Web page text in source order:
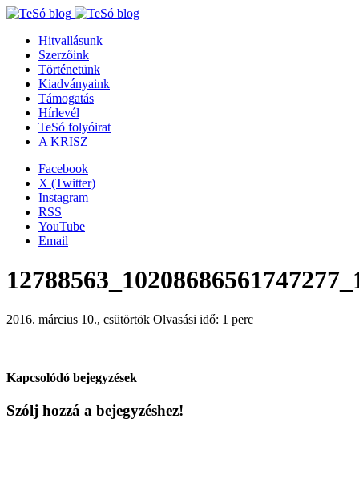
Hitvallásunk
Szerzőink
Történetünk
Kiadványaink
Támogatás
Hírlevél
TeSó folyóirat
A KRISZ
Facebook
X (Twitter)
Instagram
RSS
YouTube
Email
2016. március 10., csütörtök Olvasási idő: 1 perc
Kapcsolódó bejegyzések
Szólj hozzá a bejegyzéshez!